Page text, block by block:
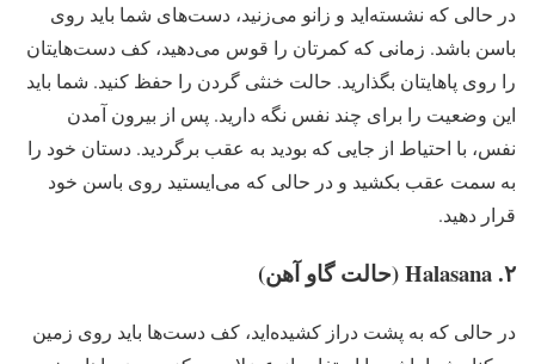
در حالی که نشسته‌اید و زانو می‌زنید، دست‌های شما باید روی
باسن باشد. زمانی که کمرتان را قوس می‌دهید، کف دست‌هایتان
را روی پاهایتان بگذارید. حالت خنثی گردن را حفظ کنید. شما باید
این وضعیت را برای چند نفس نگه دارید. پس از بیرون آمدن
نفس، با احتیاط از جایی که بودید به عقب برگردید. دستان خود را
به سمت عقب بکشید و در حالی که می‌ایستید روی باسن خود
قرار دهید.
در حالی که به پشت دراز کشیده‌‌اید، کف دست‌ها باید روی زمین